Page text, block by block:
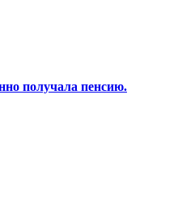
получала пенсию.